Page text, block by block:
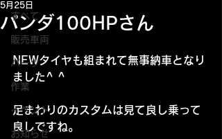
すべて
販売車両
パーツ
作業
イベント
お知らせ
パンダ100HPさん
5月25日
NEWタイヤも組まれて無事納車となり
ました^ ^
足まわりのカスタムは見て良し乗って
良しですね。